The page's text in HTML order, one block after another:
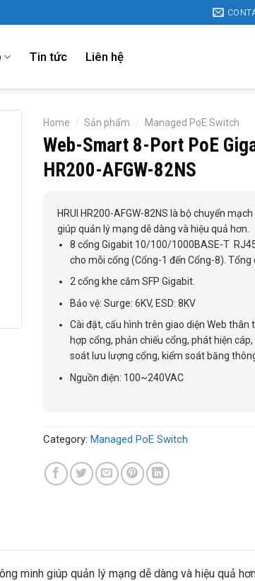
Tin tức Liên hệ
Home / Sản phẩm / Managed PoE Switch
Web-Smart 8-Port PoE
HR200-AFGW-82NS
HRUI HR200-AFGW-82NS là bộ chuyển
giúp quản lý mạng dễ dàng và hiệu quả hơn.
8 cổng Gigabit 10/100/1000BASE-T
cho mỗi cổng (Cổng-1 đến Cổng-8). Tổng
2 cổng khe cắm SFP Gigabit.
Bảo vệ: Surge: 6KV, ESD: 8KV
Cài đặt, cấu hình trên giao diện Web thân
hợp cổng, phản chiếu cổng, phát hiện
soát lưu lượng cổng, kiểm soát băng
Nguồn điện: 100~240VAC
Category: Managed PoE Switch
minh giúp quản lý mạng dễ dàng và hiệu quả